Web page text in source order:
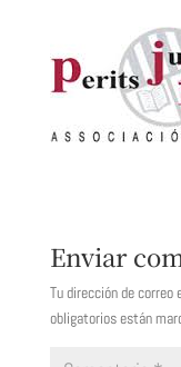
Enviar
Tu dirección de correo
obligatorios están